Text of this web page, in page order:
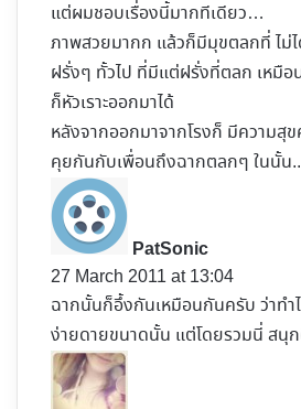
แต่ผมชอบเรื่องนี้มากทีเดียว…
ภาพสวยมากก แล้วก็มีมุขตลกที่ ไม่
ฝรั่งๆ ทั้วไป ที่มีแต่ฝรั่งที่ตลก เหมือ
ก็หัวเราะออกมาได้
หลังจากออกมาจากโรงก็ มีความสุ
คุยกันกับเพื่อนถึงฉากตลกๆ ในนั้น..
PatSonic
s
:
27 March 2011 at 13:04
ฉากนั้นก็อึ้งกันเหมือนกันครับ ว่าทำ
ง่ายดายขนาดนั้น แต่โดยรวมนี่ สนุ